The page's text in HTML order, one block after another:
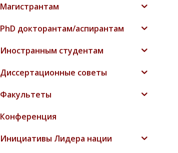
Магистрантам
PhD докторантам/аспирантам
Иностранным студентам
Диссертационные советы
Факультеты
Конференция
Инициативы Лидера нации